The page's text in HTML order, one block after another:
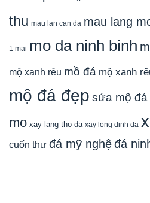
thu mau lan can da mau lang
1 mai mo da ninh binh
mộ xanh rêu mồ đá mộ xanh
mộ đá đẹp sửa mộ đá
mo xay lang tho da xay long dinh da
cuốn thư đá mỹ nghệđá